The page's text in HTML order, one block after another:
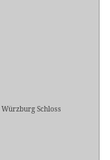
Würzburg Schloss